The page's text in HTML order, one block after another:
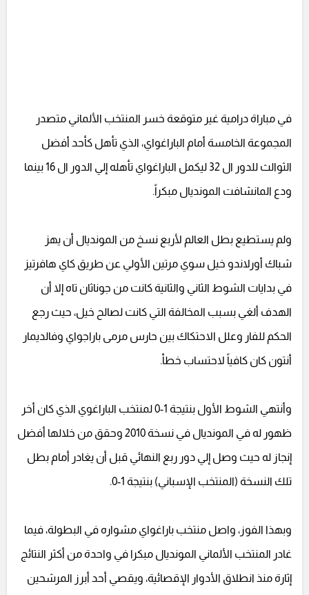
في مباراة درامية غير متوقعة خسر المنتخب الألماني متصدر
المجموعة الخامسة أمام الباراغواي، الذي تأهل كأحد أفضل
الثوالث للدور ال 32 ليكمل الباراغواي تأهله إلي الدور ال 16 بينما
ودع المانشافت المونديال مبكراً.
ولم يستطيع بطل العالم لأربع نسخ من المونديال أن يهز
شباك أورلاندو خيل سوي مرتين الأولي عن طريق كاي هافرتيز
في بدايات الشوط الثاني والثانية كانت من جوناثان تاه إلا أن
الهدف ألغي بسبب المخالفة التي كانت لصالح خيل، حيث رجع
الحكم للفار وعلل الاحتكاك بين حارس مرمى باراجواي وفالديمار
أنتون كان كافياً لاحتساب خطأ.
وأنتهي الشوط الأول بنتيجة 1-0 لمنتخب الباراغوي الذي كان أخر
ظهور له في المونديال في نسخة 2010 وحقق من خلالها أفضل
إنجاز له حيث وصل إلي دور ربع النهائي قبل أن يغادر أمام بطل
تلك النسخة (المنتخب الإسباني) بنتيجة 1-0.
وبهذا الفوز، واصل منتخب باراغواي مشواره في البطولة، فيما
غادر المنتخب الألماني المونديال مبكرا في واحدة من أكثر النتائج
إثارة منذ انطلاق الأدوار الإقصائية، ويقصي أحد أبرز المرشحين